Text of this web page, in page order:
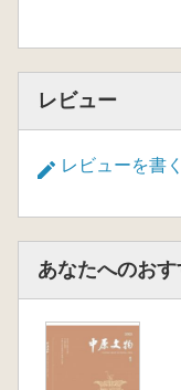
レビュー
レビューを書く
あなたへのお